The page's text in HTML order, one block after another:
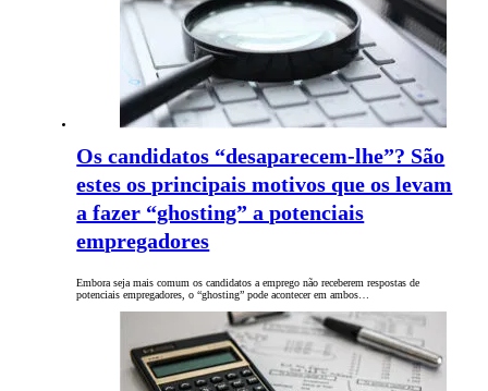
Os candidatos “desaparecem-lhe”? São
estes os principais motivos que os levam
a fazer “ghosting” a potenciais
empregadores
Embora seja mais comum os candidatos a emprego não receberem respostas de
potenciais empregadores, o “ghosting” pode acontecer em ambos…